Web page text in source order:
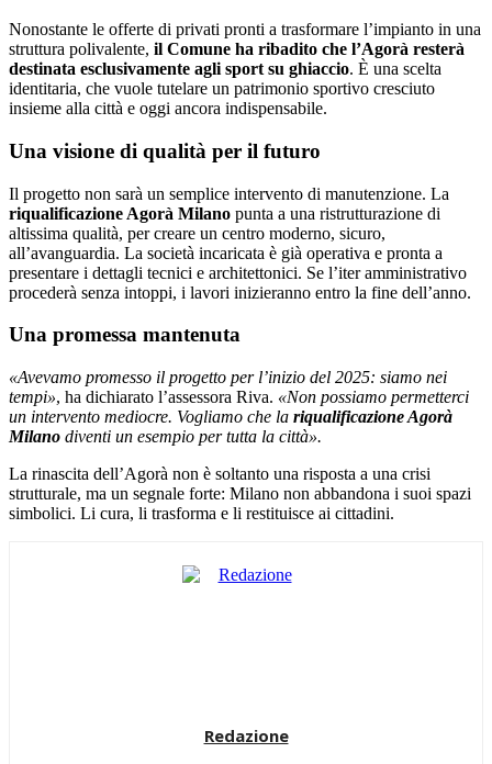
Nonostante le offerte di privati pronti a trasformare l’impianto in una
struttura polivalente, il Comune ha ribadito che l’Agorà resterà
destinata esclusivamente agli sport su ghiaccio. È una scelta
identitaria, che vuole tutelare un patrimonio sportivo cresciuto
insieme alla città e oggi ancora indispensabile.
Una visione di qualità per il futuro
Il progetto non sarà un semplice intervento di manutenzione. La
riqualificazione Agorà Milano punta a una ristrutturazione di
altissima qualità, per creare un centro moderno, sicuro,
all’avanguardia. La società incaricata è già operativa e pronta a
presentare i dettagli tecnici e architettonici. Se l’iter amministrativo
procederà senza intoppi, i lavori inizieranno entro la fine dell’anno.
Una promessa mantenuta
«Avevamo promesso il progetto per l’inizio del 2025: siamo nei
tempi», ha dichiarato l’assessora Riva. «Non possiamo permetterci
un intervento mediocre. Vogliamo che la riqualificazione Agorà
Milano diventi un esempio per tutta la città».
La rinascita dell’Agorà non è soltanto una risposta a una crisi
strutturale, ma un segnale forte: Milano non abbandona i suoi spazi
simbolici. Li cura, li trasforma e li restituisce ai cittadini.
Redazione